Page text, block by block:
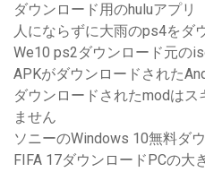
ダウンロード用のhuluアプリ
人にならずに大雨のps4をダ
We10 ps2ダウンロード元の
APKがダウンロードされた
ダウンロードされたmodは
ません
ソニーのWindows 10無料ダ
FIFA 17ダウンロードPCの大